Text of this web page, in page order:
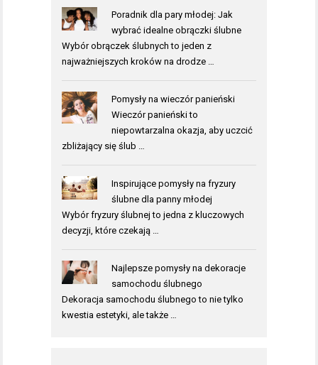
Poradnik dla pary młodej: Jak
wybrać idealne obrączki ślubne
Wybór obrączek ślubnych to jeden z
najważniejszych kroków na drodze …
Pomysły na wieczór panieński
Wieczór panieński to
niepowtarzalna okazja, aby uczcić
zbliżający się ślub …
Inspirujące pomysły na fryzury
ślubne dla panny młodej
Wybór fryzury ślubnej to jedna z kluczowych
decyzji, które czekają …
Najlepsze pomysły na dekoracje
samochodu ślubnego
Dekoracja samochodu ślubnego to nie tylko
kwestia estetyki, ale także …